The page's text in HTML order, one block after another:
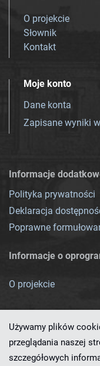
O projekcie
Słownik
Kontakt
Moje konto
Dane konta
Zapisane wyniki
Informacje
Polityka prywatności
Deklaracja
Poprawne
Informacje o
O projekcie
Używamy plików
przeglądania naszej
szczegółowych